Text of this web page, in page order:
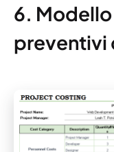
6.
preventivi